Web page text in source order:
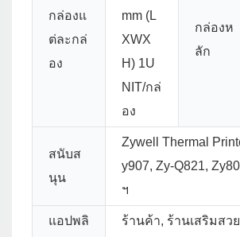
กล่องแ
ต่ละกล่
อง
mm (L
XWX
H) 1U
NIT/กล่
อง
กล่องห
ลัก
สนับส
นุน
Zywell Thermal
y907, Zy-Q821,
ฯ
แอปพลิ
ร้านค้า, ร้านเสริมสว